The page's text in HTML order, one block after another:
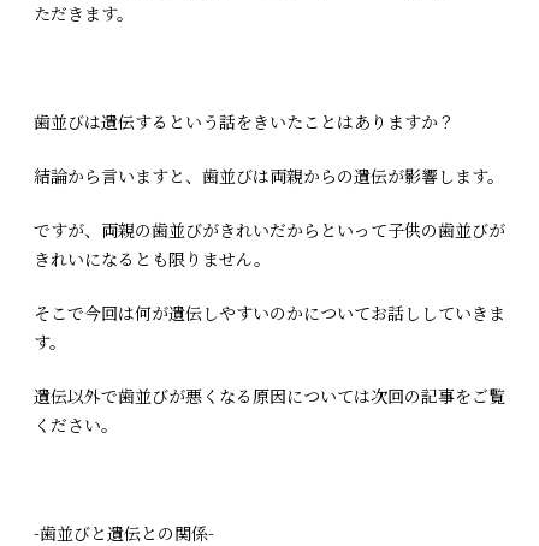
ただきます。
歯並びは遺伝するという話をきいたことはありますか？
結論から言いますと、歯並びは両親からの遺伝が影響します。
ですが、両親の歯並びがきれいだからといって子供の歯並びが
きれいになるとも限りません。
そこで今回は何が遺伝しやすいのかについてお話ししていきま
す。
遺伝以外で歯並びが悪くなる原因については次回の記事をご覧
ください。
-歯並びと遺伝との関係-